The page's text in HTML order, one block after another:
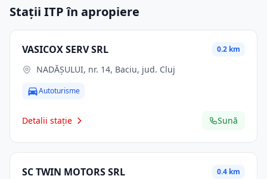
Stații ITP în apropiere
VASICOX SERV SRL 0.2 km
NADĂȘULUI, nr. 14, Baciu, jud. Cluj
Autoturisme
Detalii stație Sună
SC TWIN MOTORS SRL 0.4 km